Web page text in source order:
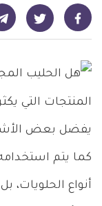
شارك على فيسبوك - ديلي ميديكال انفو شارك على تويتر - ديلي ميديكال انفو
المنتجات التي
يفضل بعض
كما يتم
أنواع